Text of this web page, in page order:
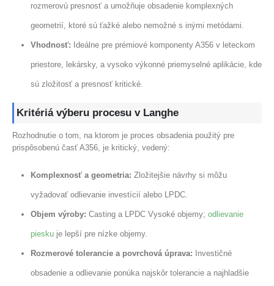
rozmerovú presnosť a umožňuje obsadenie komplexných
geometrií, ktoré sú ťažké alebo nemožné s inými metódami.
Vhodnosť: Ideálne pre prémiové komponenty A356 v leteckom
priestore, lekársky, a vysoko výkonné priemyselné aplikácie, kde
sú zložitosť a presnosť kritické.
Kritériá výberu procesu v Langhe
Rozhodnutie o tom, na ktorom je proces obsadenia použitý pre
prispôsobenú časť A356, je kritický, vedený:
Komplexnosť a geometria: Zložitejšie návrhy si môžu
vyžadovať odlievanie investícií alebo LPDC.
Objem výroby: Casting a LPDC Vysoké objemy; odlievanie
pieskuje lepší pre nízke objemy.
Rozmerové tolerancie a povrchová úprava: Investičné
obsadenie a odlievanie ponúka najskôr tolerancie a najhladšie